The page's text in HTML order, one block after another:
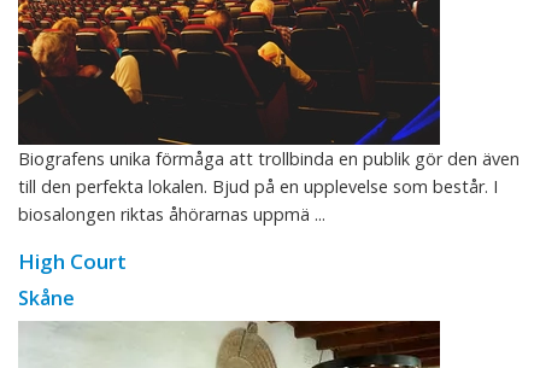
Biografens unika förmåga att trollbinda en publik gör den även
till den perfekta lokalen. Bjud på en upplevelse som består. I
biosalongen riktas åhörarnas uppmä ...
High Court
Skåne